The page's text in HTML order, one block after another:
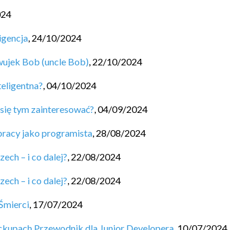
, 24/10/2024
Bob (uncle Bob), 22/10/2024
,04/10/2024
tym zainteresować?,04/09/2024
jako programista, 28/08/2024
– i co dalej?, 22/08/2024
– i co dalej?, 22/08/2024
, 17/07/2024